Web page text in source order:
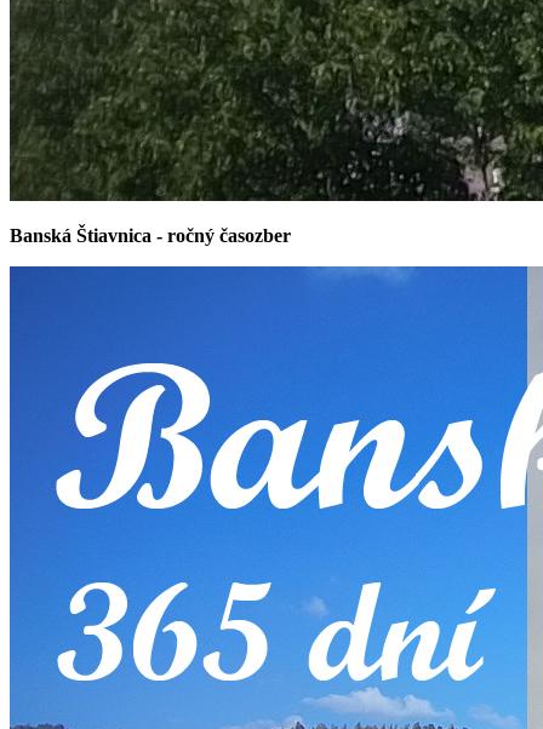
Banská Štiavnica - ročný časozber